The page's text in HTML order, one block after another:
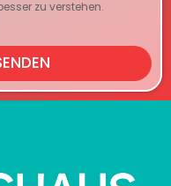
zu verstehen.